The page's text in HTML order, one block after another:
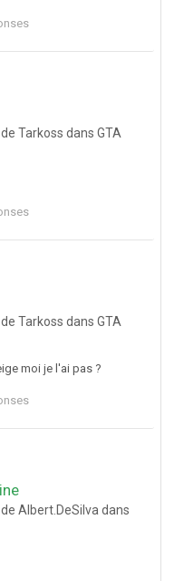
Tarkoss dans GTA
Tarkoss dans GTA
moi je l'ai pas ?
Albert.DeSilva dans